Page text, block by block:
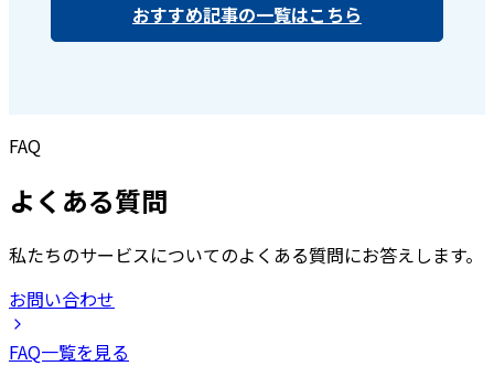
おすすめ記事の一覧はこちら
FAQ
よくある質問
私たちのサービスについてのよくある質問にお答えします。
お問い合わせ
FAQ一覧を見る